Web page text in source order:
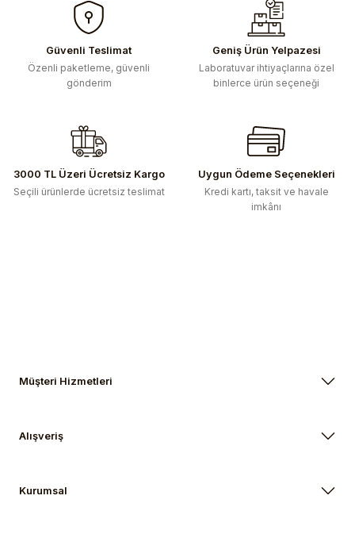
konularda yetersiz gördüğünüz noktaları öneri formunu
kullanarak tarafımıza iletebilirsiniz.
Görüş ve önerileriniz için teşekkür ederiz.
Ürün resmi kalitesiz, bozuk veya görüntülenemiyor.
Ürün fiyatı diğer sitelerden daha pahalı.
Bu ürüne benzer farklı alternatifler olmalı.
Güvenli Teslimat
Özenli paketleme, güvenli
gönderim
Geniş Ürün Yelpazesi
Laboratuvar ihtiyaçlarına özel
binlerce ürün seçeneği
3000 TL Üzeri Ücretsiz Kargo
Seçili ürünlerde ücretsiz teslimat
Uygun Ödeme Seçenekleri
Kredi kartı, taksit ve havale
imkânı
Müşteri Hizmetleri
Alışveriş
Kurumsal